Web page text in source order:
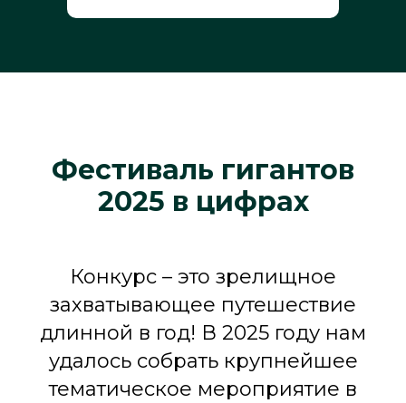
Фестиваль гигантов
2025 в цифрах
Конкурс – это зрелищное
захватывающее путешествие
длинной в год! В 2025 году нам
удалось собрать крупнейшее
тематическое мероприятие в